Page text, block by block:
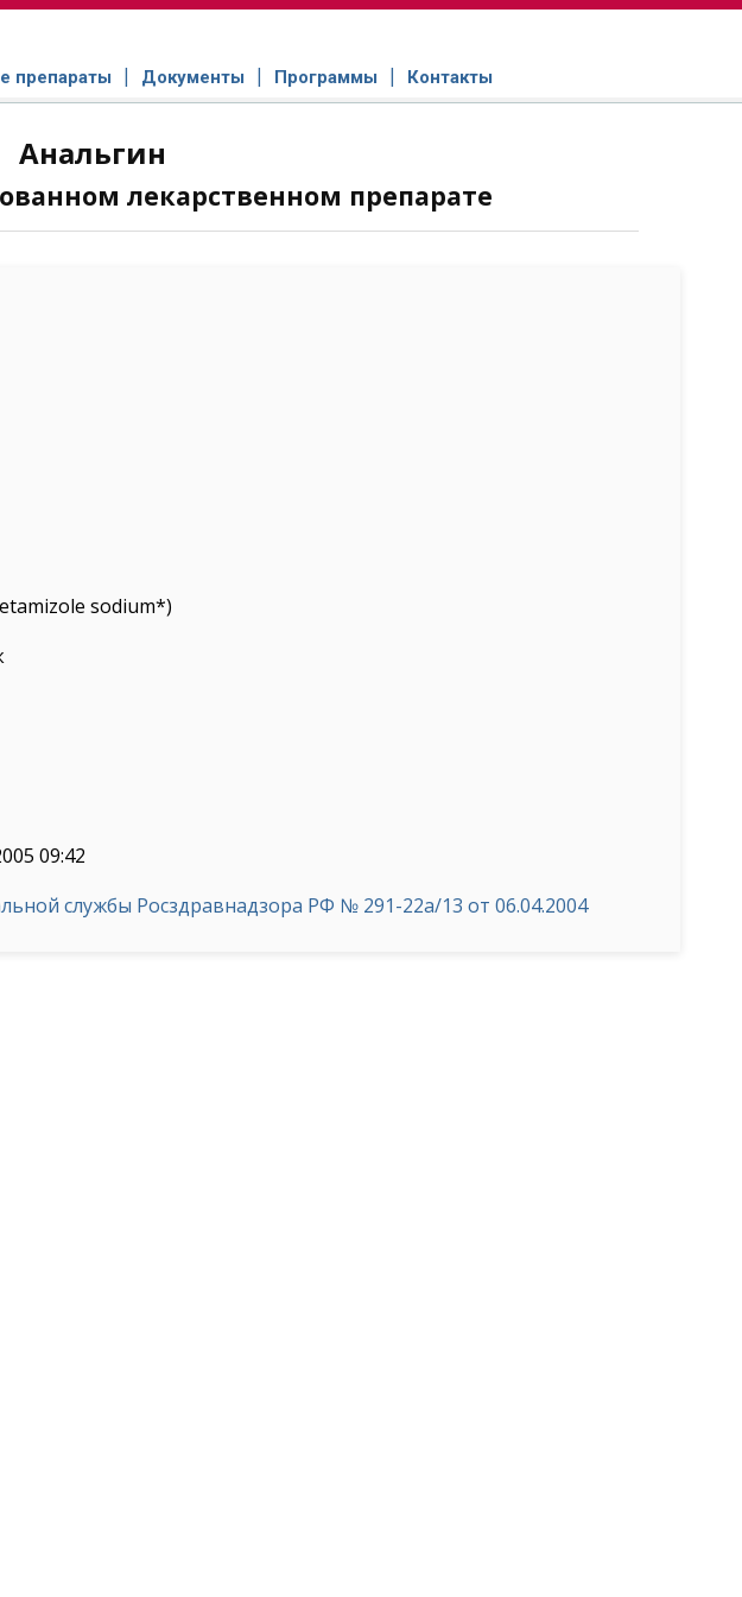
препараты Документы Программы Контакты
Анальгин
лекарственном препарате
sodium*)
09:42
службы Росздравнадзора РФ № 291-22а/13 от 06.04.2004